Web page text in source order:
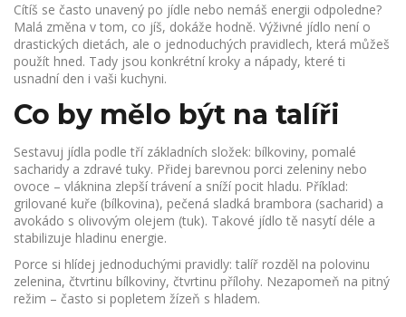
Cítíš se často unavený po jídle nebo nemáš energii odpoledne?
Malá změna v tom, co jíš, dokáže hodně. Výživné jídlo není o
drastických dietách, ale o jednoduchých pravidlech, která můžeš
použít hned. Tady jsou konkrétní kroky a nápady, které ti
usnadní den i vaši kuchyni.
Co by mělo být na talíři
Sestavuj jídla podle tří základních složek: bílkoviny, pomalé
sacharidy a zdravé tuky. Přidej barevnou porci zeleniny nebo
ovoce – vláknina zlepší trávení a sníží pocit hladu. Příklad:
grilované kuře (bílkovina), pečená sladká brambora (sacharid) a
avokádo s olivovým olejem (tuk). Takové jídlo tě nasytí déle a
stabilizuje hladinu energie.
Porce si hlídej jednoduchými pravidly: talíř rozděl na polovinu
zelenina, čtvrtinu bílkoviny, čtvrtinu přílohy. Nezapomeň na pitný
režim – často si popletem žízeň s hladem.